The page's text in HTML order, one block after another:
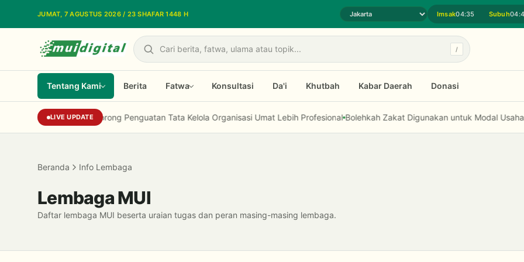
JUMAT, 7 AGUSTUS 2026 / 23 SHAFAR 1448 H Pilih daerah jadwal sholat Imsak04:35 Subuh
Cari
/
Tentang Kami Berita Fatwa Konsultasi Da'i Khutbah Kabar Daerah Donasi
LIVE UPDATE
LPEU MUI Dorong Penguatan Tata Kelola Organisasi Umat Lebih Profesional Bolehkah Zakat Digunakan untuk Modal Usaha
Beranda Info Lembaga
Lembaga MUI
Daftar lembaga MUI beserta uraian tugas dan peran masing-masing lembaga.